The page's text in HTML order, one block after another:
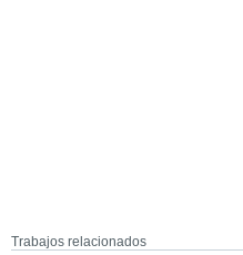
Trabajos relacionados